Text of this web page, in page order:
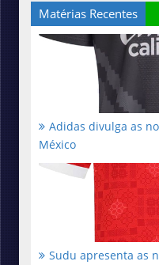
Matérias Recentes
Adidas divulga as
México
Sudu apresenta as